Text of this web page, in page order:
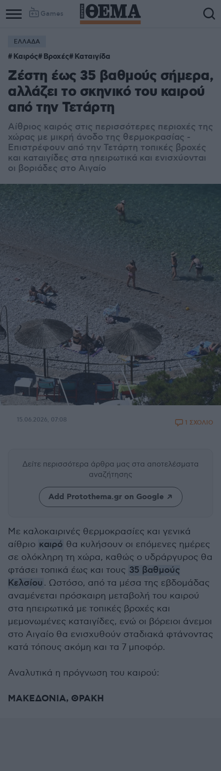
Games
ΕΛΛΑΔΑ
Καιρός Βροχές Καταιγίδα
Ζέστη έως 35 βαθμούς σήμερα,
αλλάζει το σκηνικό του καιρού
από την Τετάρτη
Αίθριος καιρός στις περισσότερες περιοχές της
χώρας με μικρή άνοδο της θερμοκρασίας -
Επιστρέφουν από την Τετάρτη τοπικές βροχές
και καταιγίδες στα ηπειρωτικά και ενισχύονται
οι βοριάδες στο Αιγαίο
15.06.2026, 07:08 1 ΣΧΟΛΙΟ
Δείτε περισσότερα άρθρα μας στα αποτελέσματα
αναζήτησης
Add Protothema.gr on Google
Με καλοκαιρινές θερμοκρασίες και γενικά
αίθριο καιρό θα κυλήσουν οι επόμενες ημέρες
σε ολόκληρη τη χώρα, καθώς ο υδράργυρος θα
φτάσει τοπικά έως και τους 35 βαθμούς
Κελσίου . Ωστόσο, από τα μέσα της εβδομάδας
αναμένεται πρόσκαιρη μεταβολή του καιρού
στα ηπειρωτικά με τοπικές βροχές και
μεμονωμένες καταιγίδες, ενώ οι βόρειοι άνεμοι
στο Αιγαίο θα ενισχυθούν σταδιακά φτάνοντας
κατά τόπους ακόμη και τα 7 μποφόρ.
Αναλυτικά η πρόγνωση του καιρού:
ΜΑΚΕΔΟΝΙΑ, ΘΡΑΚΗ